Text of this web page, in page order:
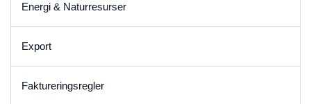
Energi & Naturresurser
Export
Faktureringsregler